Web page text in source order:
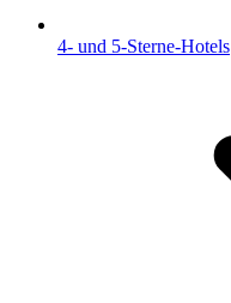
4- und 5-Sterne-Hotels